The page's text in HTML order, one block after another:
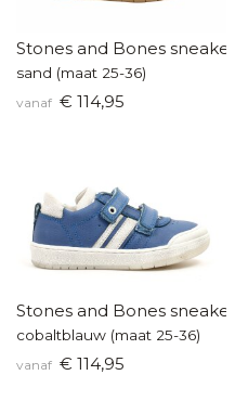
Stones and Bones sneakers
sand (maat 25-36)
vanaf € 114,95
Stones and Bones sneakers
cobaltblauw (maat 25-36)
vanaf € 114,95